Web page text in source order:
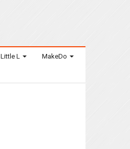
Little L MakeDo